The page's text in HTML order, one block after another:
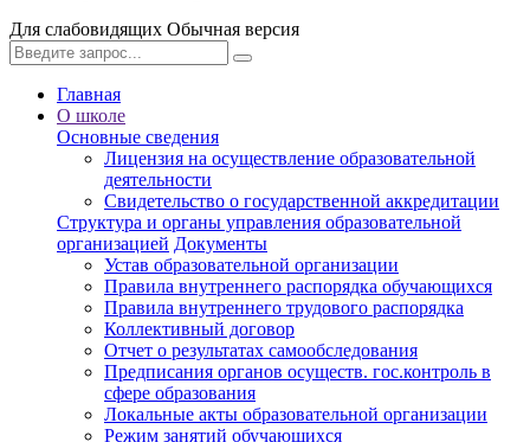
Для слабовидящих Обычная версия
Главная
О школе
Основные сведения
Лицензия на осуществление образовательной
деятельности
Свидетельство о государственной аккредитации
Структура и органы управления образовательной
организацией Документы
Устав образовательной организации
Правила внутреннего распорядка обучающихся
Правила внутреннего трудового распорядка
Коллективный договор
Отчет о результатах самообследования
Предписания органов осуществ. гос.контроль в
сфере образования
Локальные акты образовательной организации
Режим занятий обучающихся